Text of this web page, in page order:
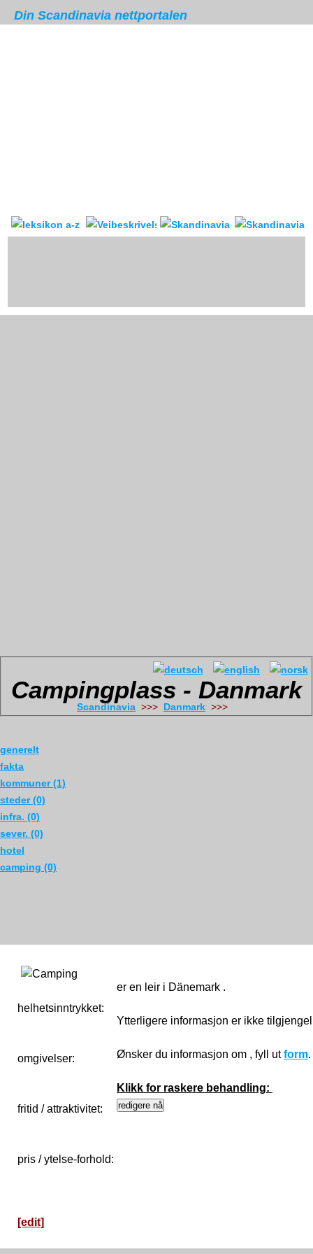
Din Scandinavia nettportalen
Skandinavia leksikonVeibeskrivelse forum &
Campingplass - Danmark
Scandinavia >>> Danmark
generelt
fakta
kommuner (1)
steder (0)
infra. (0)
sever. (0)
hotel
camping (0)
helhetsinntrykket:
omgivelser:
fritid / attraktivitet:
pris / ytelse-forhold:
er en leir i Dänemark .
Ytterligere informasjon er ikke
Ønsker du informasjon om , fyll utform.
Klikk for raskere behandling:
[edit]